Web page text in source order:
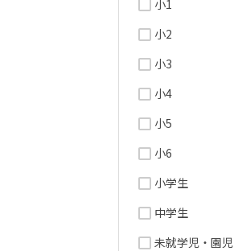
小1
小2
小3
小4
小5
小6
小学生
中学生
未就学児・園児